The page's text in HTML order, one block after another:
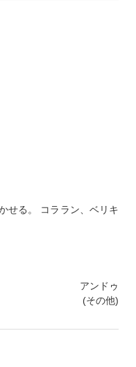
せる。 コララン、ベリキ
アンドゥ
(その他)